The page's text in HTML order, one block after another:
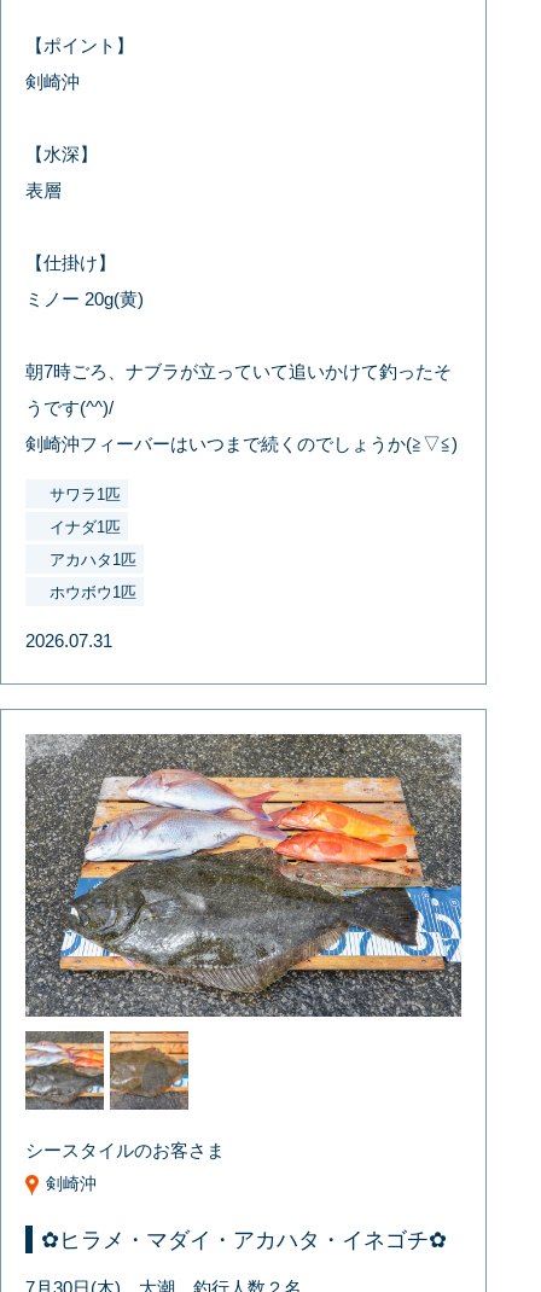
【ポイント】
剣崎沖
【水深】
表層
【仕掛け】
ミノー 20g(黄)
朝7時ごろ、ナブラが立っていて追いかけて釣ったそ
うです(^^)/
剣崎沖フィーバーはいつまで続くのでしょうか(≧▽≦)
サワラ1匹
イナダ1匹
アカハタ1匹
ホウボウ1匹
2026.07.31
シースタイルのお客さま
剣崎沖
✿ヒラメ・マダイ・アカハタ・イネゴチ✿
7月30日(木) 大潮 釣行人数２名